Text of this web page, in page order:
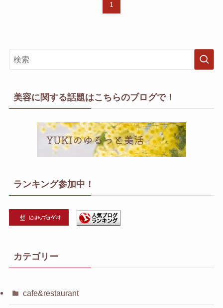
1
美容に関する話題はこちらのブログで！
ランキング参加中！
カテゴリー
cafe&restaurant